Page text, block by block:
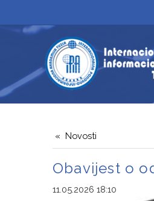
Novosti
Obavijest o
11.05.2026 18:10